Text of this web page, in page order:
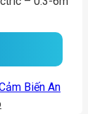
Biến An